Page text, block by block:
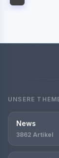
UNSERE
News
3862 Artikel